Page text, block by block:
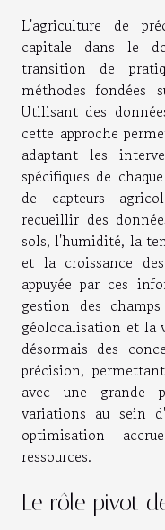
L'agriculture de
capitale dans le
transition de
méthodes fondées
Utilisant des
cette approche
adaptant les
spécifiques de
de capteurs
recueillir des
sols, l'humidité, la
et la croissance
appuyée par ces
gestion des
géolocalisation et la
désormais des
précision,
avec une grande
variations au sein
optimisation
ressources.
Le rôle pivot